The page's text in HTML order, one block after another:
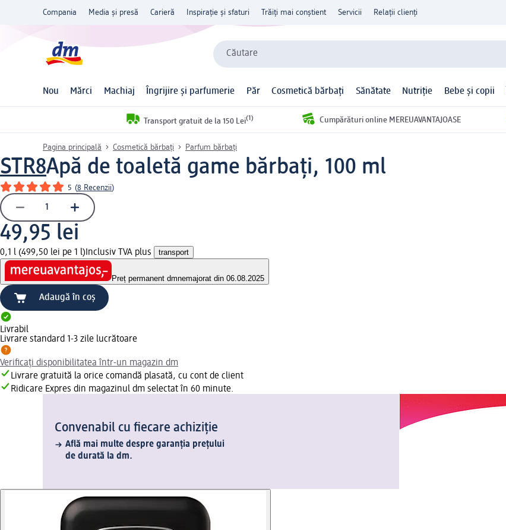
Compania Media și presă Carieră Inspirație și sfaturi Trăiți mai conștient Servicii Relații clienți
Căutare
Nou Mărci Machiaj Îngrijire și parfumerie Păr Cosmetică bărbați Sănătate Nutriție Bebe și copii
Transport gratuit de la 150 Lei(1) Cumpărături online MEREUAVANTAJOASE
Pagina principală Cosmetică bărbați Parfum bărbaţi
STR8Apă de toaletă game bărbați, 100 ml
5 (8 Recenzii)
49,95 lei
0,1 l (499,50 lei pe 1 l) Inclusiv TVA plus transport
Preț permanent dmnemajorat din 06.08.2025
Adaugă în coș
Livrabil
Livrare standard 1-3 zile lucrătoare
Verificați disponibilitatea într-un magazin dm
Livrare gratuită la orice comandă plasată, cu cont de client
Ridicare Expres din magazinul dm selectat în 60 minute.
Convenabil cu fiecare achiziție
Află mai multe despre garanția prețului
de durată la dm.